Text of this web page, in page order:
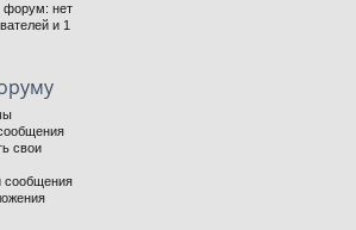
форум: нет
и 1
свои
сообщения